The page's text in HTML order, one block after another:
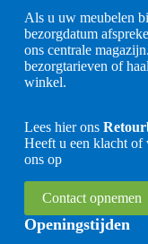
Als u uw meubelen
bezorgdatum
ons centrale
bezorgtarieven of
winkel.
Lees hier ons
Heeft u een klacht of
ons op
Contact opnemen
Openingstijden